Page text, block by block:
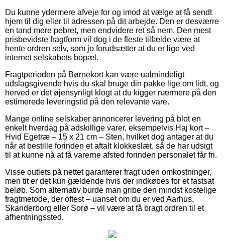
Du kunne ydermere afveje for og imod at vælge at få sendt
hjem til dig eller til adressen på dit arbejde. Den er desværre
en tand mere pebret, men endvidere ret så nem. Den mest
prisbevidste fragtform vil dog i de fleste tilfælde være at
hente ordren selv, som jo forudsætter at du er lige ved
internet selskabets bopæl.
Fragtperioden på Børnekort kan være ualmindeligt
udslagsgivende hvis du skal bruge din pakke lige om lidt, og
herved er det øjensynligt klogt at du kigger nærmere på den
estimerede leveringstid på den relevante vare.
Mange online selskaber annoncerer levering på blot en
enkelt hverdag på adskillige varer, eksempelvis Haj kort –
Hvid Egetræ – 15 x 21 cm – Sten, hvilket dog antager at du
når at bestille forinden et aftalt klokkeslæt, så de har udsigt
til at kunne nå at få varerne afsted forinden personalet får fri.
Visse outlets på nettet garanterer fragt uden omkostninger,
men tit er det kun gældende hvis der indkøbes for et fastsat
beløb. Som alternativ burde man gribe den mindst kostelige
fragtmetode, der oftest – uanset om du er ved Aarhus,
Skanderborg eller Sorø – vil være at få bragt ordren til et
afhentningssted.